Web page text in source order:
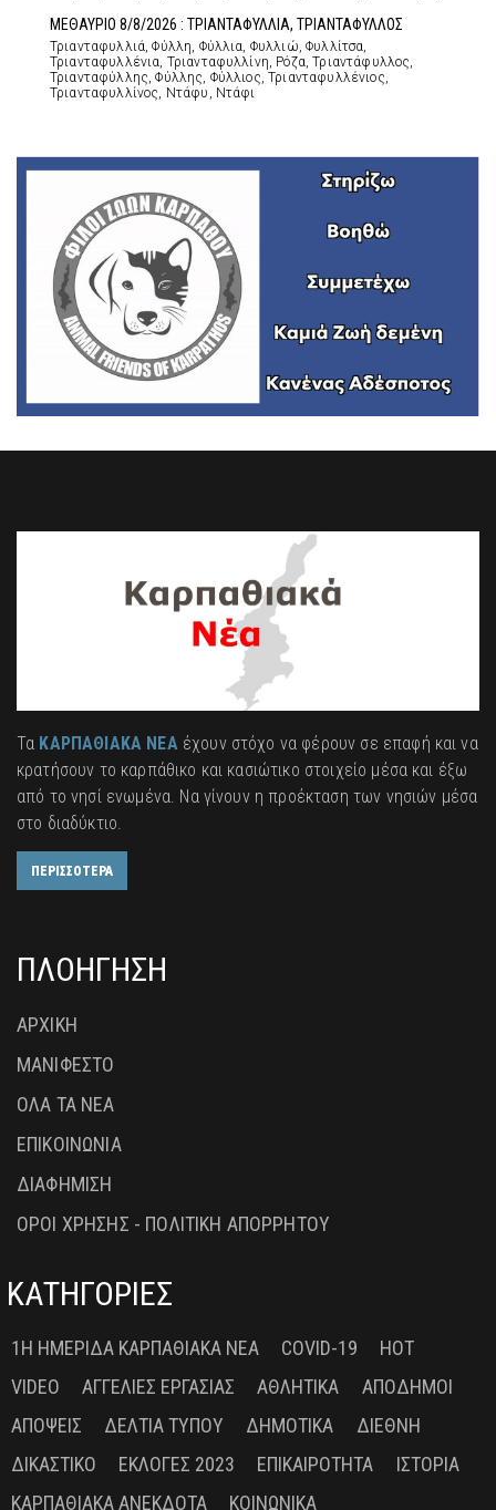
ΜΕΘΑΥΡΙΟ 8/8/2026 : ΤΡΙΑΝΤΑΦΥΛΛΙΑ, ΤΡΙΑΝΤΑΦΥΛΛΟΣ
Τριανταφυλλιά, Φύλλη, Φύλλια, Φυλλιώ, Φυλλίτσα,
Τριανταφυλλένια, Τριανταφυλλίνη, Ρόζα, Τριαντάφυλλος,
Τριανταφύλλης, Φύλλης, Φύλλιος, Τριανταφυλλένιος,
Τριανταφυλλίνος, Ντάφυ, Ντάφι
Τα ΚΑΡΠΑΘΙΑΚΑ ΝΕΑέχουν στόχο να φέρουν σε επαφή και να
κρατήσουν το καρπάθικο και κασιώτικο στοιχείο μέσα και έξω
από το νησί ενωμένα. Να γίνουν η προέκταση των νησιών μέσα
στο διαδύκτιο.
ΠΕΡΙΣΣΟΤΕΡΑ
ΠΛΟΗΓΗΣΗ
ΑΡΧΙΚΗ
ΜΑΝΙΦΕΣΤΟ
ΟΛΑ ΤΑ ΝΕΑ
ΕΠΙΚΟΙΝΩΝΙΑ
ΔΙΑΦΗΜΙΣΗ
ΟΡΟΙ ΧΡΗΣΗΣ - ΠΟΛΙΤΙΚΗ ΑΠΟΡΡΗΤΟΥ
ΚΑΤΗΓΟΡΙΕΣ
1Η ΗΜΕΡΊΔΑ ΚΑΡΠΑΘΙΑΚΆ ΝΈΑ COVID-19
HOT
VIDEO
ΑΓΓΕΛΊΕΣ ΕΡΓΑΣΊΑΣ ΑΘΛΗΤΙΚΆ
ΑΠΌΔΗΜΟΙ
ΑΠΌΨΕΙΣ
ΔΕΛΤΊΑ ΤΎΠΟΥ ΔΗΜΟΤΙΚΆ
ΔΙΕΘΝΉ
ΔΙΚΑΣΤΙΚΌ
ΕΚΛΟΓΈΣ 2023 ΕΠΙΚΑΙΡΌΤΗΤΑ
ΙΣΤΟΡΊΑ
ΚΑΡΠΑΘΙΑΚΆ ΑΝΈΚΔΟΤΑ
ΚΟΙΝΩΝΙΚΆ